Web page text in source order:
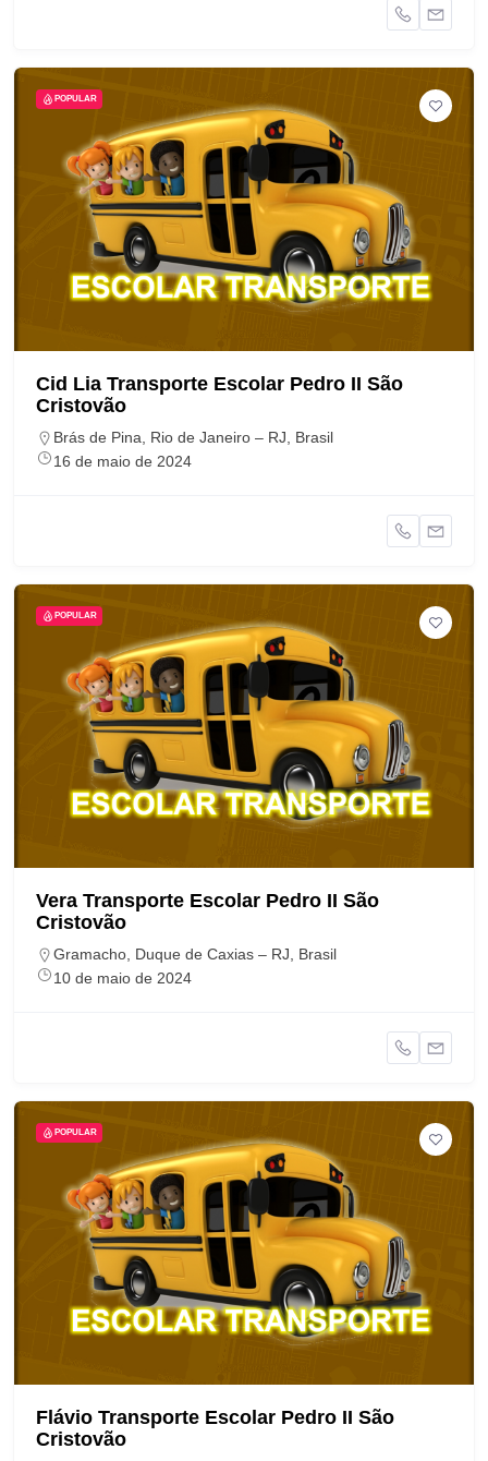
POPULAR
Cid Lia Transporte Escolar Pedro II São
Cristovão
Brás de Pina, Rio de Janeiro – RJ, Brasil
16 de maio de 2024
POPULAR
Vera Transporte Escolar Pedro II São
Cristovão
Gramacho, Duque de Caxias – RJ, Brasil
10 de maio de 2024
POPULAR
Flávio Transporte Escolar Pedro II São
Cristovão